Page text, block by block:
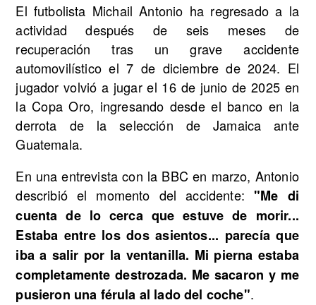
El futbolista Michail Antonio ha regresado a la
actividad después de seis meses de
recuperación tras un grave accidente
automovilístico el 7 de diciembre de 2024. El
jugador volvió a jugar el 16 de junio de 2025 en
la Copa Oro, ingresando desde el banco en la
derrota de la selección de Jamaica ante
Guatemala.
En una entrevista con la BBC en marzo, Antonio
describió el momento del accidente: "Me di
cuenta de lo cerca que estuve de morir...
Estaba entre los dos asientos... parecía que
iba a salir por la ventanilla. Mi pierna estaba
completamente destrozada. Me sacaron y me
pusieron una férula al lado del coche".